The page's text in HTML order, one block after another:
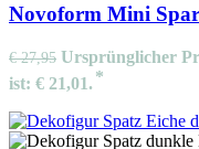
Novoform Mini
€27,95 Ursprünglicher
ist: € 21,01.